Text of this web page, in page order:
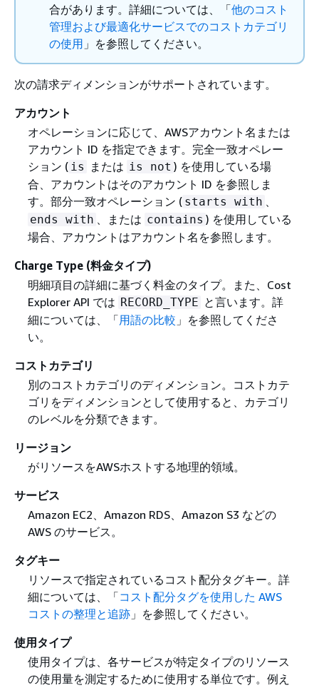
合があります。詳細については、「他のコスト
管理および最適化サービスでのコストカテゴリ
の使用 」を参照してください。
次の請求ディメンションがサポートされています。
アカウント
オペレーションに応じて、AWSアカウント名または
アカウント ID を指定できます。完全一致オペレー
ション ( is または is not ) を使用している場
合、アカウントはそのアカウント ID を参照しま
す。部分一致オペレーション ( starts with
ends with 、または contains ) を使用している
場合、アカウントはアカウント名を参照します。
Charge Type (料金タイプ)
明細項目の詳細に基づく料金のタイプ。また、Cost
Explorer API では RECORD_TYPE と言います。詳
細については、「用語の比較 」を参照してくださ
い。
コストカテゴリ
別のコストカテゴリのディメンション。コストカテ
ゴリをディメンションとして使用すると、カテゴリ
のレベルを分類できます。
リージョン
がリソースをAWSホストする地理的領域。
サービス
Amazon EC2、Amazon RDS、Amazon S3 などの
AWS のサービス。
タグキー
リソースで指定されているコスト配分タグキー。詳
細については、「コスト配分タグを使用した AWS
コストの整理と追跡」を参照してください。
使用タイプ
使用タイプは、各サービスが特定タイプのリソース
の使用量を測定するために使用する単位です。例え